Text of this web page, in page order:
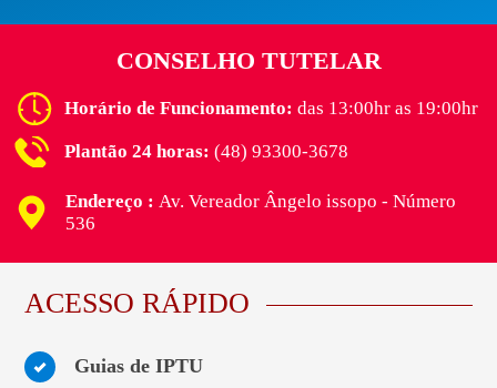
CONSELHO TUTELAR
Horário de Funcionamento:das 13:00hr as 19:00hr
Plantão 24 horas: (48) 93300-3678
Endereço : Av. Vereador Ângelo issopo - Número
536
ACESSO RÁPIDO
Guias de IPTU